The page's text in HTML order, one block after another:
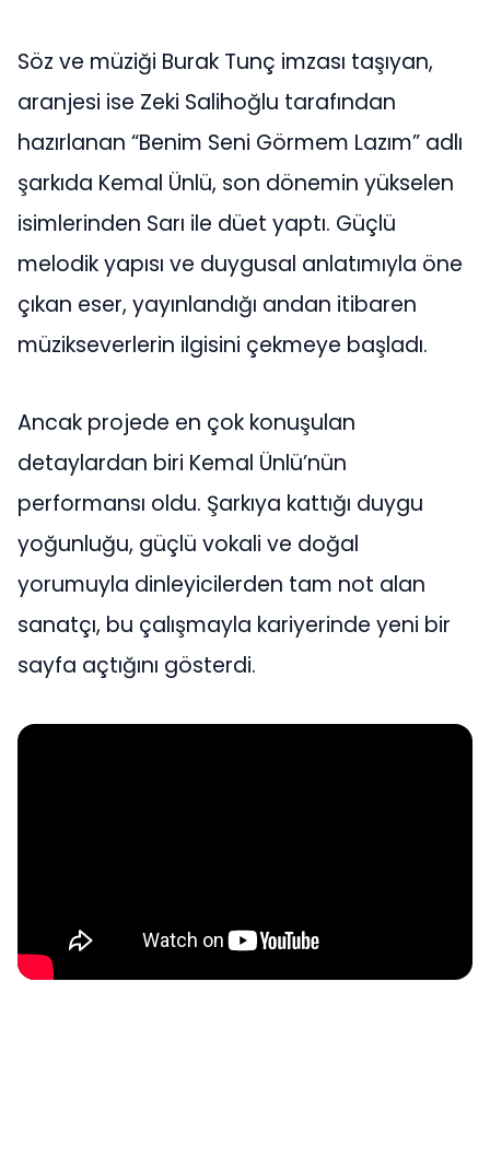
Söz ve müziği Burak Tunç imzası taşıyan,
aranjesi ise Zeki Salihoğlu tarafından
hazırlanan “Benim Seni Görmem Lazım” adlı
şarkıda Kemal Ünlü, son dönemin yükselen
isimlerinden Sarı ile düet yaptı. Güçlü
melodik yapısı ve duygusal anlatımıyla öne
çıkan eser, yayınlandığı andan itibaren
müzikseverlerin ilgisini çekmeye başladı.
Ancak projede en çok konuşulan
detaylardan biri Kemal Ünlü’nün
performansı oldu. Şarkıya kattığı duygu
yoğunluğu, güçlü vokali ve doğal
yorumuyla dinleyicilerden tam not alan
sanatçı, bu çalışmayla kariyerinde yeni bir
sayfa açtığını gösterdi.